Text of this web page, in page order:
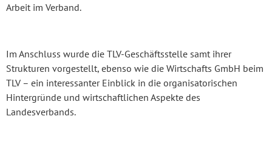
Arbeit im Verband.
Im Anschluss wurde die TLV-Geschäftsstelle samt ihrer
Strukturen vorgestellt, ebenso wie die Wirtschafts GmbH beim
TLV – ein interessanter Einblick in die organisatorischen
Hintergründe und wirtschaftlichen Aspekte des
Landesverbands.